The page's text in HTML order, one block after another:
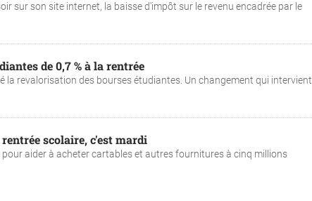
sur son site internet, la baisse d'impôt sur le revenu encadrée par le
de 0,7 % à la rentrée
la revalorisation des bourses étudiantes. Un changement qui intervient
scolaire, c'est mardi
pour aider à acheter cartables et autres fournitures à cinq millions